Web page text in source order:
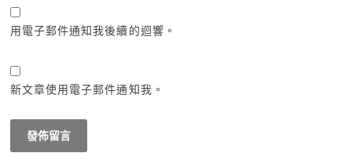
用電子郵件通知我後續的迴響。
新文章使用電子郵件通知我。